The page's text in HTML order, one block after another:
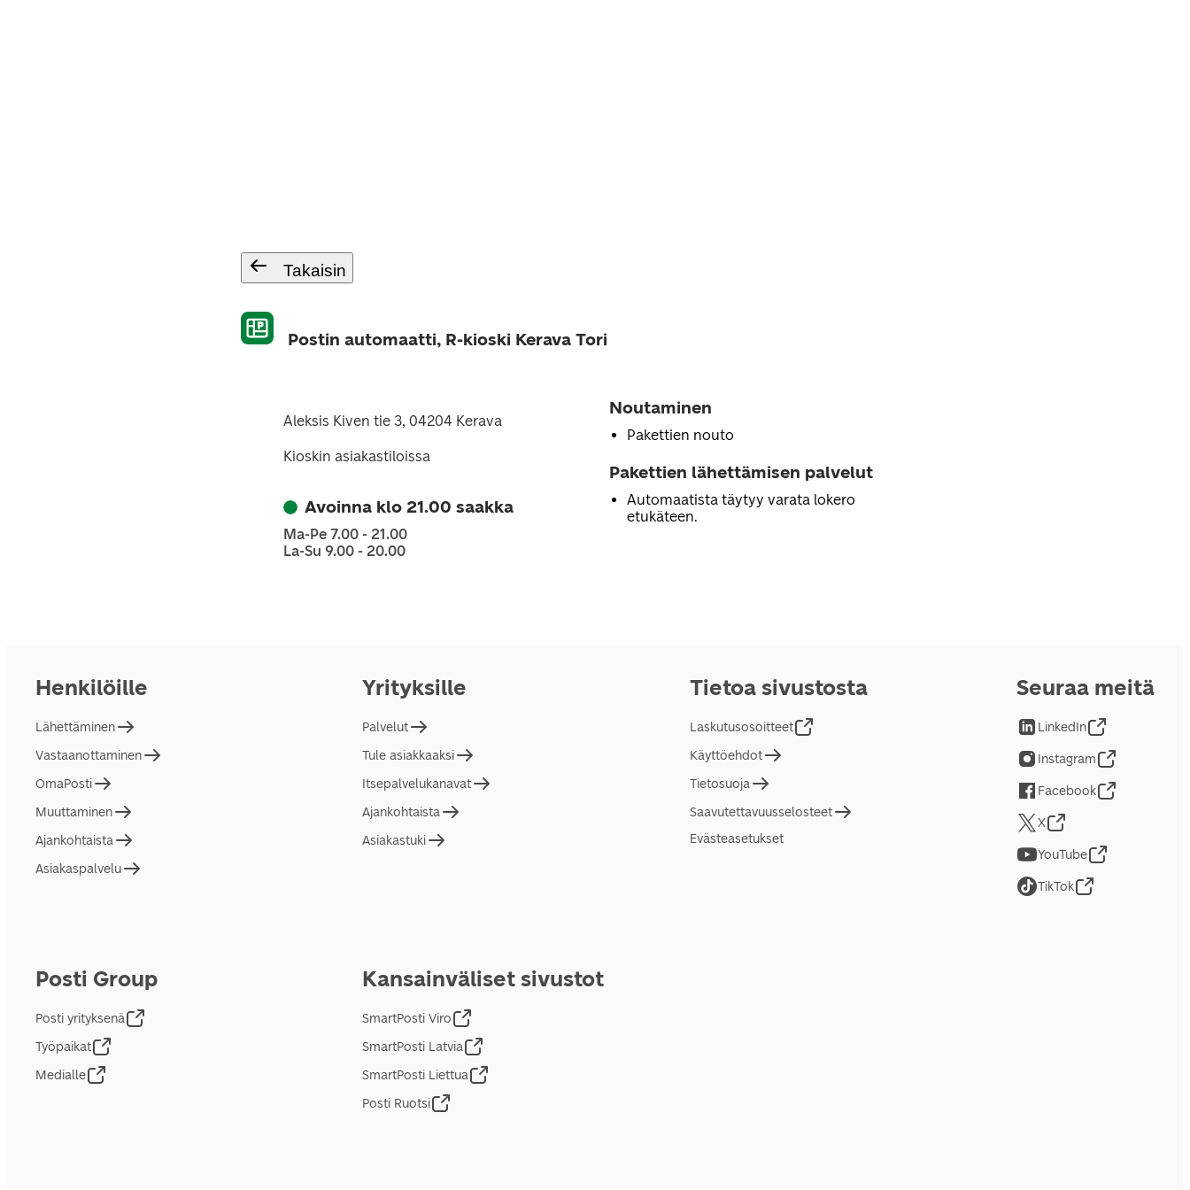
Takaisin
Postin automaatti, R-kioski Kerava Tori
Aleksis Kiven tie 3, 04204 Kerava
Kioskin asiakastiloissa
Avoinna klo 21.00 saakka
Ma-Pe 7.00 - 21.00
La-Su 9.00 - 20.00
Noutaminen
Pakettien nouto
Pakettien lähettämisen palvelut
Automaatista täytyy varata lokero
etukäteen.
Henkilöille
Lähettäminen
Vastaanottaminen
OmaPosti
Muuttaminen
Ajankohtaista
Asiakaspalvelu
Yrityksille
Palvelut
Tule asiakkaaksi
Itsepalvelukanavat
Ajankohtaista
Asiakastuki
Tietoa sivustosta
Laskutusosoitteet
Käyttöehdot
Tietosuoja
Saavutettavuusselosteet
Evästeasetukset
Posti Group
Posti yrityksenä
Työpaikat
Medialle
Kansainväliset sivustot
SmartPosti Viro
SmartPosti Latvia
SmartPosti Liettua
Posti Ruotsi
Seuraa meitä
LinkedIn
Instagram
Facebook
X
YouTube
TikTok